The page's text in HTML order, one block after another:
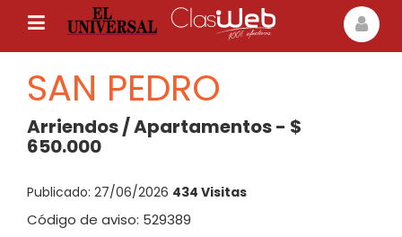
SAN PEDRO
Arriendos / Apartamentos - $
650.000
Publicado: 27/06/2026 434 Visitas
Código de aviso: 529389